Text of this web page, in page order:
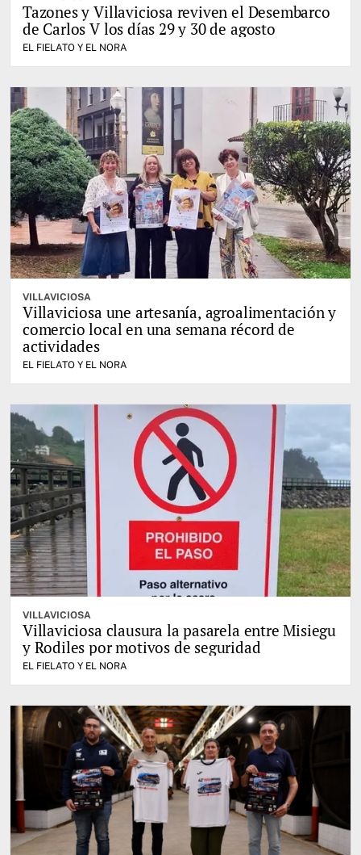
Tazones y Villaviciosa reviven el Desembarco
de Carlos V los días 29 y 30 de agosto
EL FIELATO Y EL NORA
VILLAVICIOSA
Villaviciosa une artesanía, agroalimentación y
comercio local en una semana récord de
actividades
EL FIELATO Y EL NORA
VILLAVICIOSA
Villaviciosa clausura la pasarela entre Misiegu
y Rodiles por motivos de seguridad
EL FIELATO Y EL NORA